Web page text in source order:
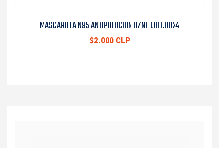
MASCARILLA N95 ANTIPOLUCION OZNE COD.0024
$2.000 CLP